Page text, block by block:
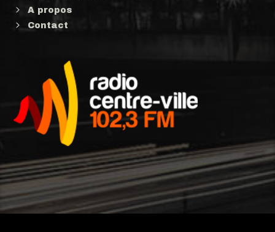
A propos
Contact